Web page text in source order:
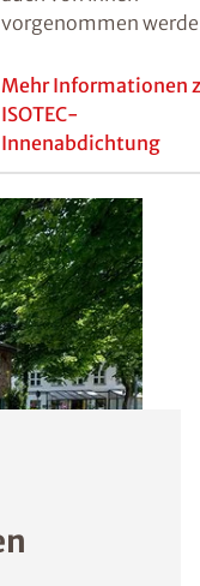
Heizstäben
ISOTEC-
injiziert.
ISOTEC-
Horizontalsperre
Sind die betroffenen
Wände nicht von
zugänglich, wie es
beispielsweise bei
unmittelbar an das
vertikale Abdichtung